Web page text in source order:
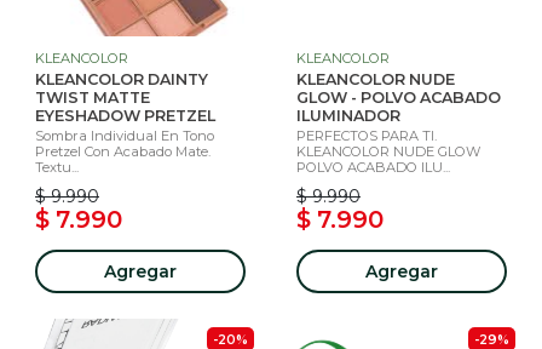
KLEANCOLOR
KLEANCOLOR DAINTY
TWIST MATTE
EYESHADOW PRETZEL
Sombra Individual En Tono
Pretzel Con Acabado Mate.
Textu...
$ 9.990
$ 7.990
Agregar
KLEANCOLOR
KLEANCOLOR NUDE
GLOW - POLVO ACABADO
ILUMINADOR
PERFECTOS PARA TI.
KLEANCOLOR NUDE GLOW
POLVO ACABADO ILU...
$ 9.990
$ 7.990
Agregar
-20% -29%